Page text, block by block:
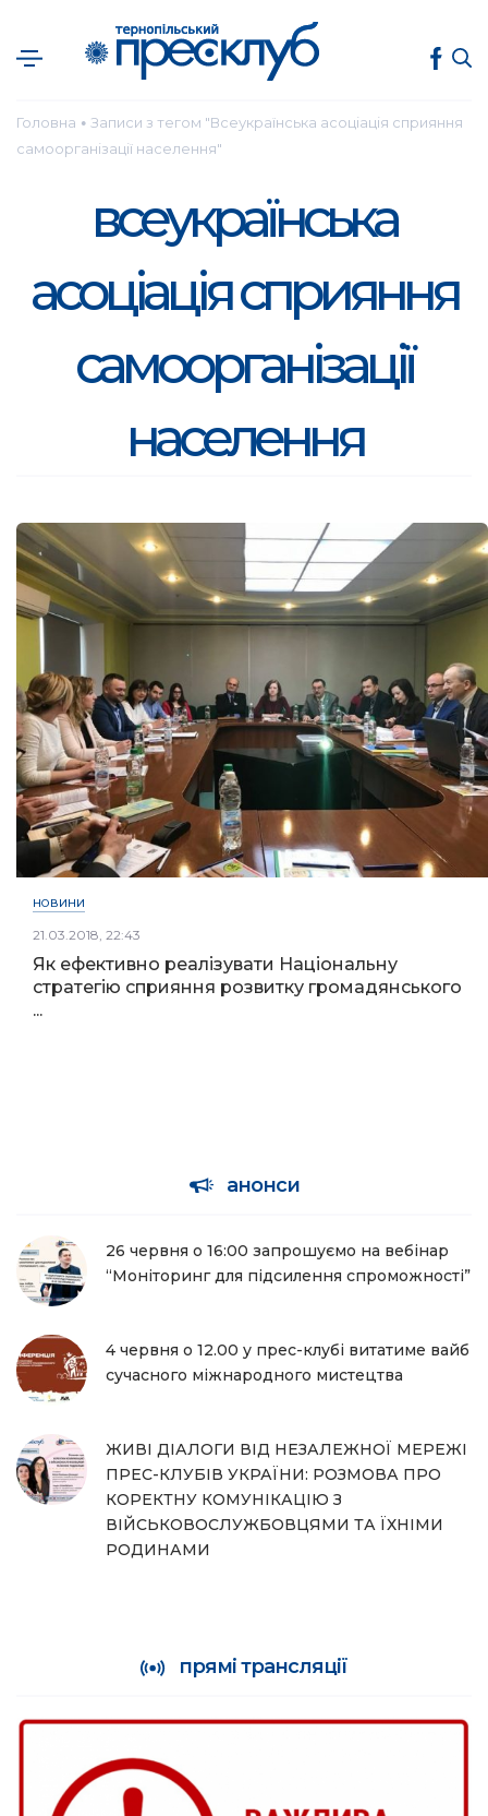
Головна ● Записи з тегом "Всеукраїнська асоціація сприяння
самоорганізації населення"
всеукраїнська
асоціація сприяння
самоорганізації
населення
НОВИНИ
21.03.2018, 22:43
Як ефективно реалізувати Національну
стратегію сприяння розвитку громадянського
...
анонси
26 червня о 16:00 запрошуємо на вебінар
“Моніторинг для підсилення спроможності”
4 червня о 12.00 у прес-клубі витатиме вайб
сучасного міжнародного мистецтва
ЖИВІ ДІАЛОГИ ВІД НЕЗАЛЕЖНОЇ МЕРЕЖІ
ПРЕС-КЛУБІВ УКРАЇНИ: РОЗМОВА ПРО
КОРЕКТНУ КОМУНІКАЦІЮ З
ВІЙСЬКОВОСЛУЖБОВЦЯМИ ТА ЇХНІМИ
РОДИНАМИ
прямі трансляції